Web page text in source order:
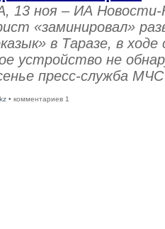
13 ноя – ИА
«заминировал»
в Таразе, в
устройство не
пресс-служба
• комментариев 1